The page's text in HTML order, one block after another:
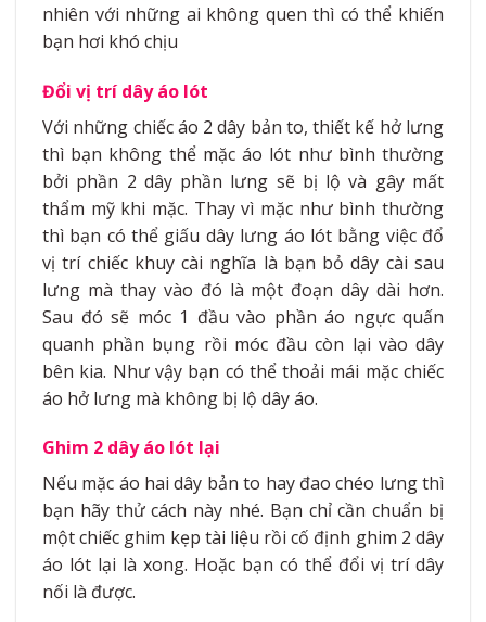
nhiên với những ai không quen thì có thể khiến
bạn hơi khó chịu
Đổi vị trí dây áo lót
Với những chiếc áo 2 dây bản to, thiết kế hở lưng
thì bạn không thể mặc áo lót như bình thường
bởi phần 2 dây phần lưng sẽ bị lộ và gây mất
thẩm mỹ khi mặc. Thay vì mặc như bình thường
thì bạn có thể giấu dây lưng áo lót bằng việc đổ
vị trí chiếc khuy cài nghĩa là bạn bỏ dây cài sau
lưng mà thay vào đó là một đoạn dây dài hơn.
Sau đó sẽ móc 1 đầu vào phần áo ngực quấn
quanh phần bụng rồi móc đầu còn lại vào dây
bên kia. Như vậy bạn có thể thoải mái mặc chiếc
áo hở lưng mà không bị lộ dây áo.
Ghim 2 dây áo lót lại
Nếu mặc áo hai dây bản to hay đao chéo lưng thì
bạn hãy thử cách này nhé. Bạn chỉ cần chuẩn bị
một chiếc ghim kẹp tài liệu rồi cố định ghim 2 dây
áo lót lại là xong. Hoặc bạn có thể đổi vị trí dây
nối là được.